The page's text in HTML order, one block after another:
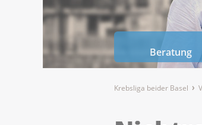
Beratung
Krebsliga beider Basel